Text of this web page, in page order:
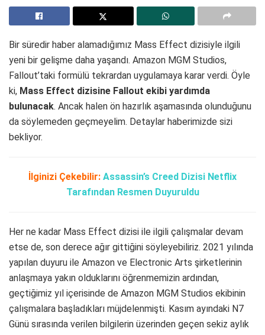
Bir süredir haber alamadığımız Mass Effect dizisiyle ilgili
yeni bir gelişme daha yaşandı. Amazon MGM Studios,
Fallout’taki formülü tekrardan uygulamaya karar verdi. Öyle
ki, Mass Effect dizisine Fallout ekibi yardımda
bulunacak. Ancak halen ön hazırlık aşamasında olunduğunu
da söylemeden geçmeyelim. Detaylar haberimizde sizi
bekliyor.
İlginizi Çekebilir: Assassin’s Creed Dizisi Netflix
Tarafından Resmen Duyuruldu
Her ne kadar Mass Effect dizisi ile ilgili çalışmalar devam
etse de, son derece ağır gittiğini söyleyebiliriz. 2021 yılında
yapılan duyuru ile Amazon ve Electronic Arts şirketlerinin
anlaşmaya yakın olduklarını öğrenmemizin ardından,
geçtiğimiz yıl içerisinde de Amazon MGM Studios ekibinin
çalışmalara başladıkları müjdelenmişti. Kasım ayındaki N7
Günü sırasında verilen bilgilerin üzerinden geçen sekiz aylık